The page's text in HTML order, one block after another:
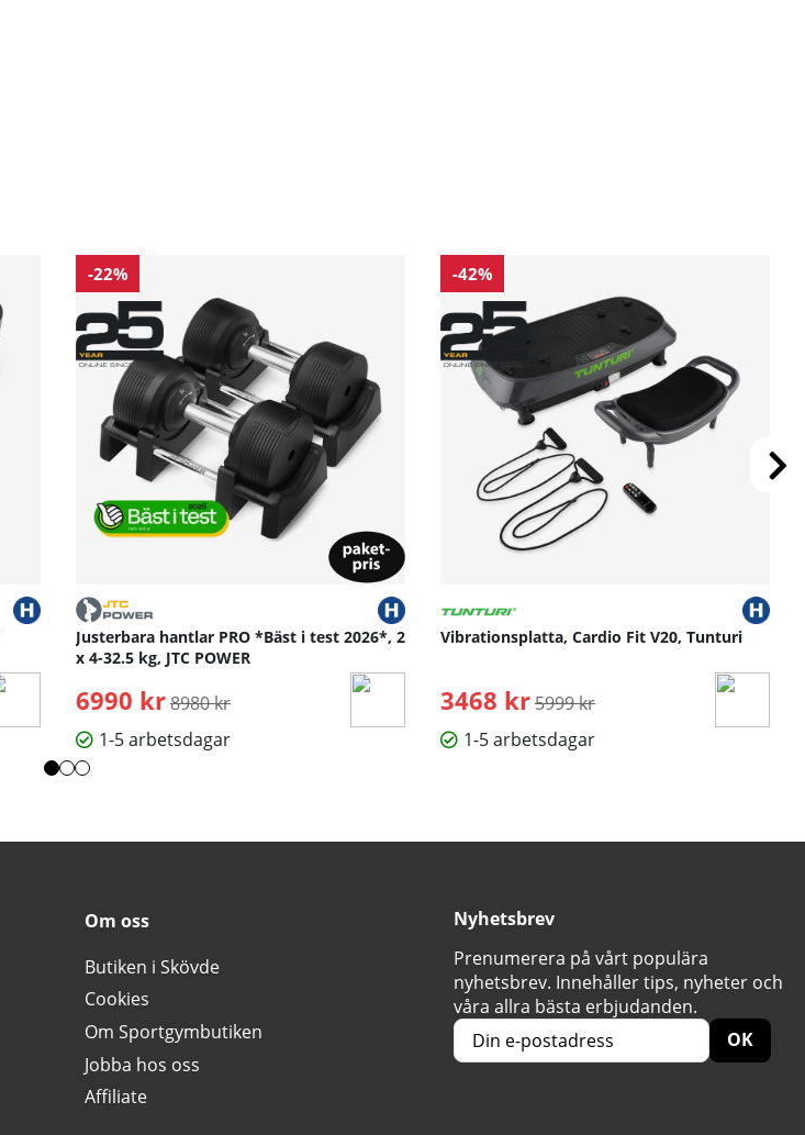
-22%
Justerbara hantlar PRO *Bäst i test 2026*, 2
x 4-32.5 kg, JTC POWER
6990 kr Ordinarie pris:
8980 kr
1-5 arbetsdagar
-42%
Vibrationsplatta, Cardio Fit V20, Tunturi
3468 kr Ordinarie pris:
5999 kr
1-5 arbetsdagar
Om oss
Butiken i Skövde
Cookies
Om Sportgymbutiken
Jobba hos oss
Affiliate
Nyhetsbrev
Prenumerera på vårt populära
nyhetsbrev. Innehåller tips, nyheter och
våra allra bästa erbjudanden.
OK